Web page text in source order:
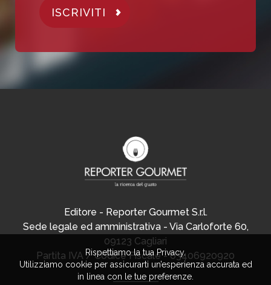
ISCRIVITI
Editore - Reporter Gourmet S.r.l.
Sede legale ed amministrativa - Via Carloforte 60,
09123 Cagliari
Partita IVA / Codice Fiscale - 03406920920
Rispettiamo la tua Privacy.
Utilizziamo cookie per assicurarti un’esperienza accurata ed
in linea con le tue preferenze.